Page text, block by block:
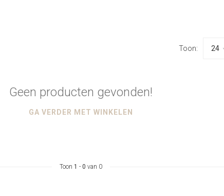
Toon:
Geen producten gevonden!
GA VERDER MET WINKELEN
Toon 1 - 0 van 0